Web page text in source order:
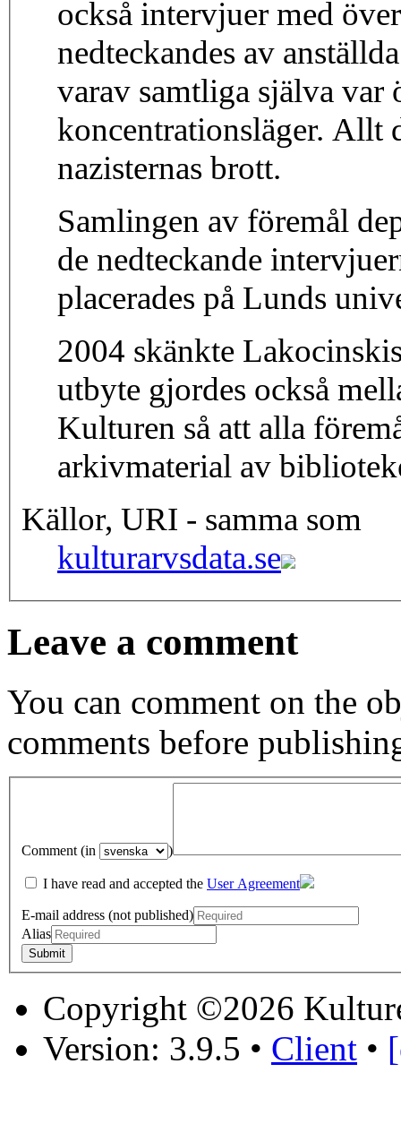
också intervjuer med
nedteckandes av
varav samtliga själva var
koncentrationsläger. Allt
nazisternas brott.
Samlingen av föremål
de nedteckande
placerades på Lunds
2004 skänkte
utbyte gjordes också
Kulturen så att alla
arkivmaterial av
Källor, URI - samma som
kulturarvsdata.se
Leave a comment
You can comment on the
comments before
Comment (in )
I have read and accepted the User Agreement
E-mail address (not published)
Alias
Copyright ©2026
Version: 3.9.5 • Client •